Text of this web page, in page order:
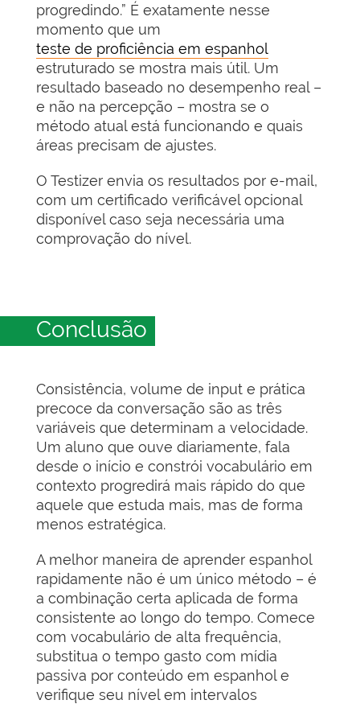
progredindo.” É exatamente nesse
momento que um
teste de proficiência em espanhol
estruturado se mostra mais útil. Um
resultado baseado no desempenho real –
e não na percepção – mostra se o
método atual está funcionando e quais
áreas precisam de ajustes.
O Testizer envia os resultados por e-mail,
com um certificado verificável opcional
disponível caso seja necessária uma
comprovação do nível.
Conclusão
Consistência, volume de input e prática
precoce da conversação são as três
variáveis que determinam a velocidade.
Um aluno que ouve diariamente, fala
desde o início e constrói vocabulário em
contexto progredirá mais rápido do que
aquele que estuda mais, mas de forma
menos estratégica.
A melhor maneira de aprender espanhol
rapidamente não é um único método – é
a combinação certa aplicada de forma
consistente ao longo do tempo. Comece
com vocabulário de alta frequência,
substitua o tempo gasto com mídia
passiva por conteúdo em espanhol e
verifique seu nível em intervalos